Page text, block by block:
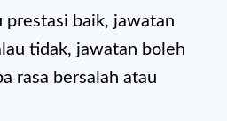
prestasi baik, jawatan
tidak, jawatan boleh
rasa bersalah atau